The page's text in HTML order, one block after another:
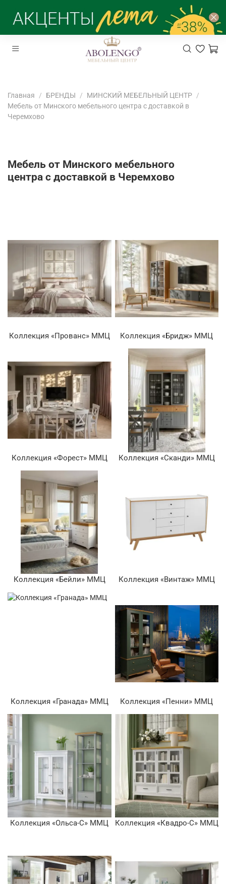
Главная БРЕНДЫ
МИНСКИЙ МЕБЕЛЬНЫЙ ЦЕНТР
Мебель от Минского мебельного центра с доставкой в
Черемхово
Мебель от Минского мебельного
центра с доставкой в Черемхово
Коллекция «Прованс» ММЦ Коллекция «Бридж» ММЦ
Коллекция «Форест» ММЦ Коллекция «Сканди» ММЦ
Коллекция «Бейли» ММЦ Коллекция «Винтаж» ММЦ
Коллекция «Гранада» ММЦ Коллекция «Пенни» ММЦ
Коллекция «Ольса-С» ММЦ Коллекция «Квадро-С» ММЦ